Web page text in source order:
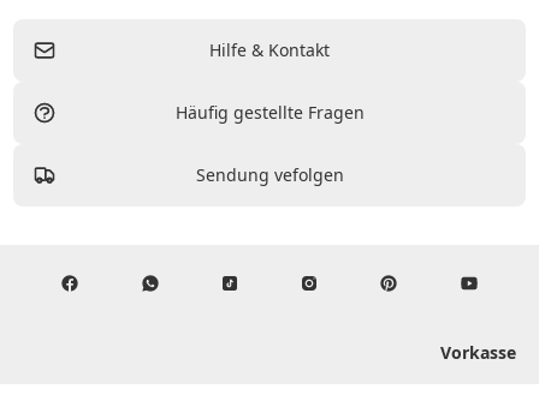
Hilfe & Kontakt
Häufig gestellte Fragen
Sendung vefolgen
Vorkasse